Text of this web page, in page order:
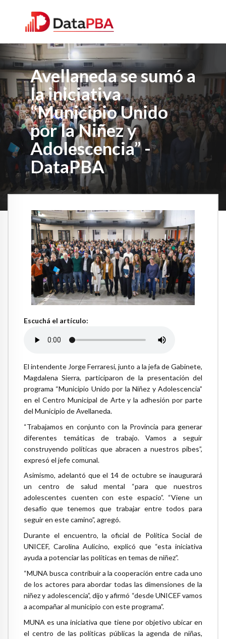
Avellaneda se sumó a
la iniciativa
“Municipio Unido
por la Niñez y
Adolescencia” -
DataPBA
Escuchá el artículo:
El intendente Jorge Ferraresi, junto a la jefa de Gabinete,
Magdalena Sierra, participaron de la presentación del
programa “Municipio Unido por la Niñez y Adolescencia”
en el Centro Municipal de Arte y la adhesión por parte
del Municipio de Avellaneda.
“Trabajamos en conjunto con la Provincia para generar
diferentes temáticas de trabajo. Vamos a seguir
construyendo políticas que abracen a nuestros pibes”,
expresó el jefe comunal.
Asimismo, adelantó que el 14 de octubre se inaugurará
un centro de salud mental “para que nuestros
adolescentes cuenten con este espacio”. “Viene un
desafío que tenemos que trabajar entre todos para
seguir en este camino”, agregó.
Durante el encuentro, la oficial de Política Social de
UNICEF, Carolina Aulicino, explicó que “esta iniciativa
ayuda a potenciar las políticas en temas de niñez”.
“MUNA busca contribuir a la cooperación entre cada uno
de los actores para abordar todas las dimensiones de la
niñez y adolescencia”, dijo y afirmó “desde UNICEF vamos
a acompañar al municipio con este programa”.
MUNA es una iniciativa que tiene por objetivo ubicar en
el centro de las políticas públicas la agenda de niñas,